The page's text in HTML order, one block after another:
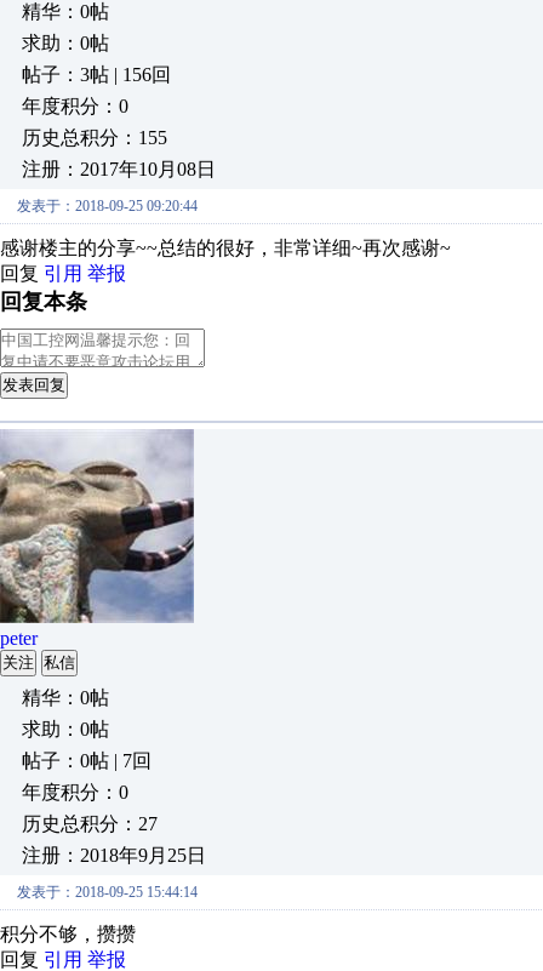
精华：0帖
求助：0帖
帖子：3帖 | 156回
年度积分：0
历史总积分：155
注册：2017年10月08日
发表于：2018-09-25 09:20:44
感谢楼主的分享~~总结的很好，非常详细~再次感谢~
回复 引用 举报
回复本条
发表回复
peter
关注 私信
精华：0帖
求助：0帖
帖子：0帖 | 7回
年度积分：0
历史总积分：27
注册：2018年9月25日
发表于：2018-09-25 15:44:14
积分不够，攒攒
回复 引用 举报